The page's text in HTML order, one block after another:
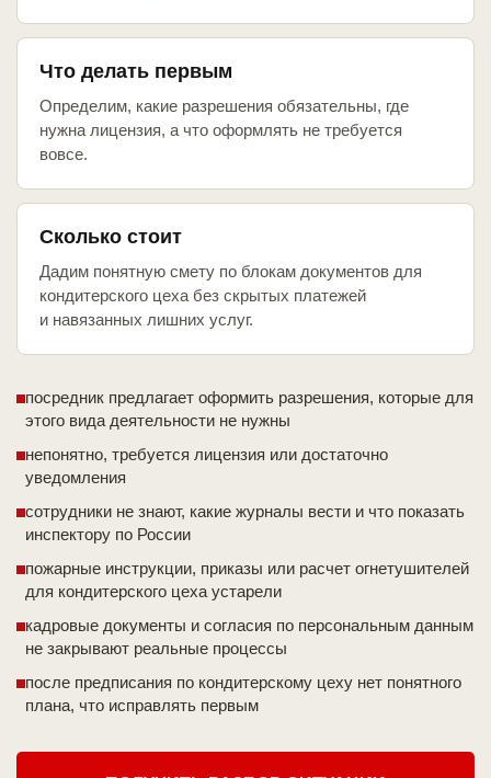
Что делать первым
Определим, какие разрешения обязательны, где
нужна лицензия, а что оформлять не требуется
вовсе.
Сколько стоит
Дадим понятную смету по блокам документов для
кондитерского цеха без скрытых платежей
и навязанных лишних услуг.
посредник предлагает оформить разрешения, которые для
этого вида деятельности не нужны
непонятно, требуется лицензия или достаточно
уведомления
сотрудники не знают, какие журналы вести и что показать
инспектору по России
пожарные инструкции, приказы или расчет огнетушителей
для кондитерского цеха устарели
кадровые документы и согласия по персональным данным
не закрывают реальные процессы
после предписания по кондитерскому цеху нет понятного
плана, что исправлять первым